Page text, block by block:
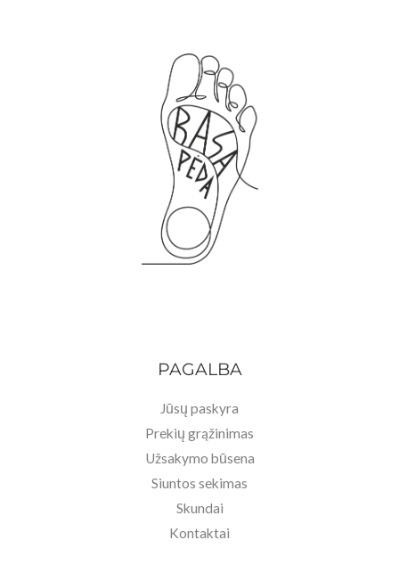
PAGALBA
Jūsų paskyra
Prekių grąžinimas
Užsakymo būsena
Siuntos sekimas
Skundai
Kontaktai